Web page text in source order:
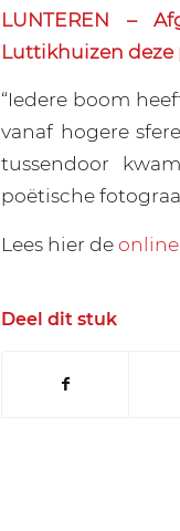
LUNTEREN –
Luttikhuizen
“Iedere boom
vanaf hogere
tussendoor
poëtische
Lees hier de
Deel dit stuk